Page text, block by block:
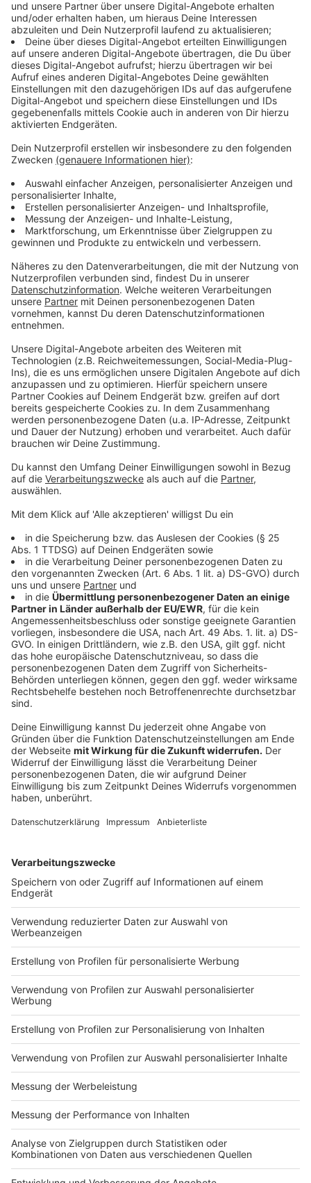
Anzeige
Dann werden die Tannen abgeholt:
Anzeige
Die GEM sammelt im neuen Jahr an zwei Terminen
ausgediente Weihnachtsbäume ein. Am Samstag, 7.
Januar, werden die Weihnachtsbäume in den Bezirken
5 werden am Samstag, 14. Januar, Weihnachtsbäume
abgeholt.
Bevor der Weihnachtsbaum an die Straße gelegt
vollständig zu entfernen. Der Baum sollte zudem nicht
länger als 2 Meter sein. Ein eventueller Wurzelballen
kann am Baum bleiben. Einzelne Tannenzweige können
mit Kordel gebündelt oder in Papiersäcken an die
Anzeige
Die Abholtermine nach Weihnachten:
Anzeige
Am Montag, 26. Dezember, wird wegen des 2.
Montag nachgeholt. Dann werden die Restmülltonnen
im Bezirk 1, die Biotonnen im Bezirk 6, die
Papiertonnen im Bezirk 8 und die Gelben Tonnen im
Bezirk 10 geleert.
Am Mittwoch, 28. Dezember, werden die Termine von
Dienstag nachgeholt. Dann werden die
Restmülltonnen im Bezirk 4, die Biotonnen im Bezirk 7,
die Papiertonnen im Bezirk 3 und die Gelben Tonnen im
Bezirk 6 geleert.
von Mittwoch nachgeholt. Dann werden die
Restmülltonnen im Bezirk 3, die Biotonnen im Bezirk 8,
die Papiertonnen im Bezirk 1 und die Gelben Tonnen im
Bezirk 4 geleert.
Donnerstag nachgeholt. Dann werden die
9, die Papiertonnen im Bezirk 5 und die Gelben Tonnen
im Bezirk 2 geleert.
Am Samstag, 31. Dezember, werden die Termine von
Freitag nachgeholt. Dann werden die Restmülltonnen
im Bezirk 8, die Biotonnen im Bezirk 1, die
Papiertonnen im Bezirk 7 und die Gelben Tonnen im
Bezirk 9 geleert.
Auch die Wertstoffhöfe der GEM am Heidgesberg und
Luisental sind zwischen den Jahren wie gewohnt
geöffnet. An Heiligabend und Silvester haben beide
Wertstoffhöfe bis 12 Uhr geöffnet.